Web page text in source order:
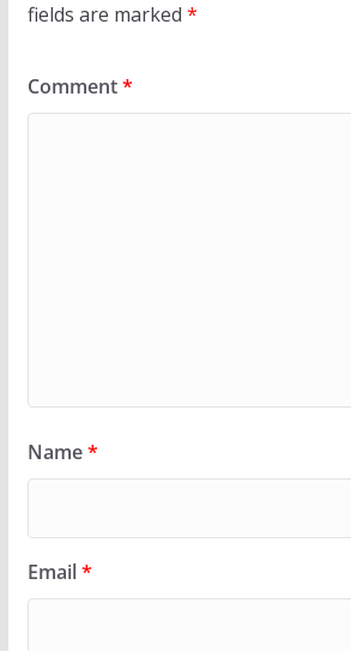
fields are marked *
Comment*
Name*
Email*